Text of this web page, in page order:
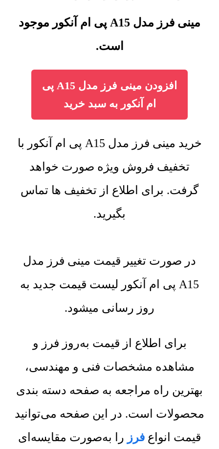
مینی فرز مدل A15 پی ام آنکور موجود
است.
افزودن مینی فرز مدل A15 پی
ام آنکور به سبد خرید
خرید مینی فرز مدل A15 پی ام آنکور با
تخفیف فروش ویژه صورت خواهد
گرفت. برای اطلاع از تخفیف ها تماس
بگیرید.
در صورت تغییر قیمت مینی فرز مدل
A15 پی ام آنکور لیست قیمت جدید به
روز رسانی میشود.
برای اطلاع از قیمت به‌روز فرز و
مشاهده مشخصات فنی و مهندسی،
بهترین راه مراجعه به صفحه دسته بندی
محصولات است. در این صفحه می‌توانید
قیمت انواع فرز را به‌صورت مقایسه‌ای